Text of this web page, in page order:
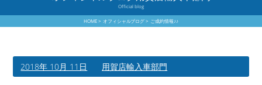
保証について
買取査定のご案内
Official blog
HOME オフィシャルブログ ご成約情報♪♪
2018年 10月 11日 用賀店輸入車部門